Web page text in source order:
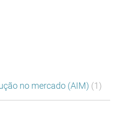
no mercado (AIM) (1)